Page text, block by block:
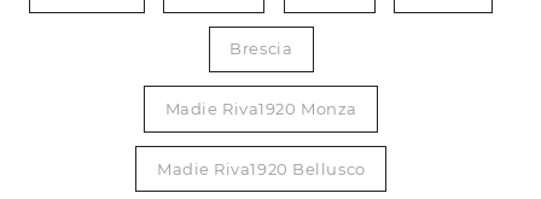
Brescia
Madie Riva1920 Monza
Madie Riva1920 Bellusco